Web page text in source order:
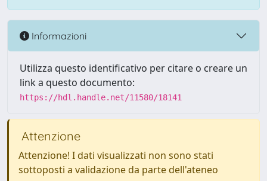
Informazioni
Utilizza questo identificativo per citare o creare un
link a questo documento:
https://hdl.handle.net/11580/18141
Attenzione
Attenzione! I dati visualizzati non sono stati
sottoposti a validazione da parte dell'ateneo